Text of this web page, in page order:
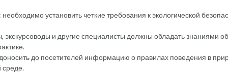
установить четкие требования к экологической
и другие специалисты должны обладать знаниями об
до посетителей информацию о правилах поведения в
среде.